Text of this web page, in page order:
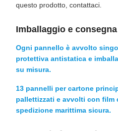
questo prodotto, contattaci.
Imballaggio e consegna
Ogni pannello è avvolto
protettiva antistatica e
su misura.
13 pannelli per cartone
pallettizzati e avvolti con film
spedizione marittima sicura.